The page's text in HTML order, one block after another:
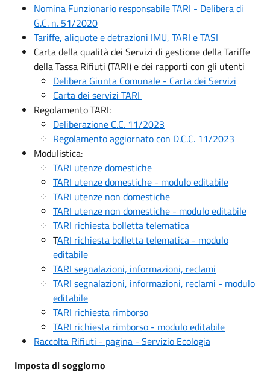
Nomina Funzionario responsabile TARI - Delibera di
G.C. n. 51/2020
Tariffe, aliquote e detrazioni IMU, TARI e TASI
Carta della qualità dei Servizi di gestione della Tariffe
della Tassa Rifiuti (TARI) e dei rapporti con gli utenti
Delibera Giunta Comunale - Carta dei Servizi
Carta dei servizi TARI
Regolamento TARI:
Deliberazione C.C. 11/2023
Regolamento aggiornato con D.C.C. 11/2023
Modulistica:
TARI utenze domestiche
TARI utenze domestiche - modulo editabile
TARI utenze non domestiche
TARI utenze non domestiche - modulo editabile
TARI richiesta bolletta telematica
TARI richiesta bolletta telematica - modulo
editabile
TARI segnalazioni, informazioni, reclami
TARI segnalazioni, informazioni, reclami - modulo
editabile
TARI richiesta rimborso
TARI richiesta rimborso - modulo editabile
Raccolta Rifiuti - pagina - Servizio Ecologia
Imposta di soggiorno